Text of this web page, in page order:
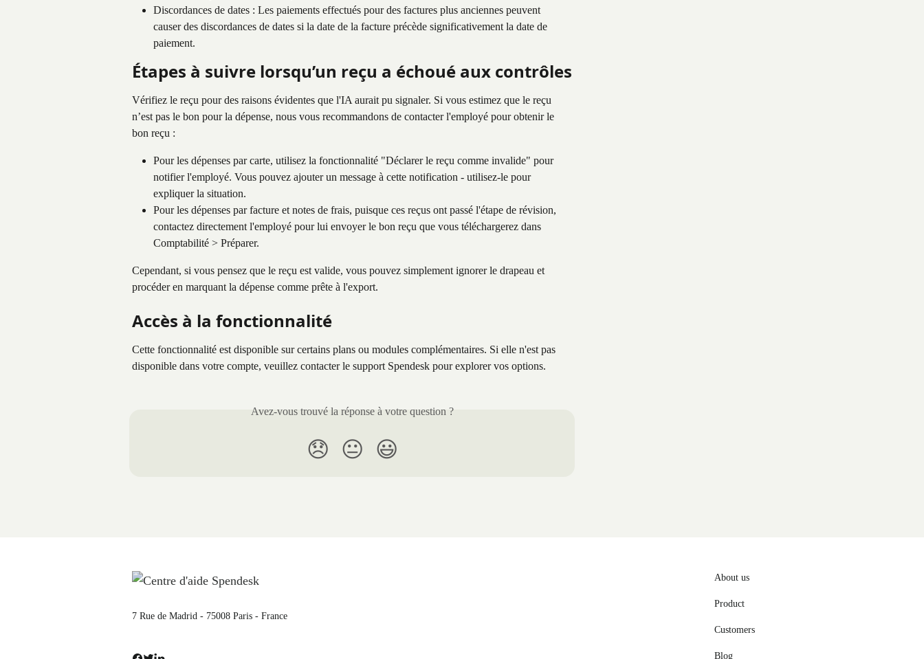
Discordances de dates : Les paiements effectués pour des factures plus anciennes peuvent
causer des discordances de dates si la date de la facture précède significativement la date de
paiement.
Étapes à suivre lorsqu’un reçu a échoué aux contrôles
Vérifiez le reçu pour des raisons évidentes que l'IA aurait pu signaler. Si vous estimez que le reçu
n’est pas le bon pour la dépense, nous vous recommandons de contacter l'employé pour obtenir le
bon reçu :
Pour les dépenses par carte, utilisez la fonctionnalité "Déclarer le reçu comme invalide" pour
notifier l'employé. Vous pouvez ajouter un message à cette notification - utilisez-le pour
expliquer la situation.
Pour les dépenses par facture et notes de frais, puisque ces reçus ont passé l'étape de révision,
contactez directement l'employé pour lui envoyer le bon reçu que vous téléchargerez dans
Comptabilité > Préparer.
Cependant, si vous pensez que le reçu est valide, vous pouvez simplement ignorer le drapeau et
procéder en marquant la dépense comme prête à l'export.
Accès à la fonctionnalité
Cette fonctionnalité est disponible sur certains plans ou modules complémentaires. Si elle n'est pas
disponible dans votre compte, veuillez contacter le support Spendesk pour explorer vos options.
Avez-vous trouvé la réponse à votre question ?
😞 😐 😃
7 Rue de Madrid - 75008 Paris - France
About us
Product
Customers
Blog